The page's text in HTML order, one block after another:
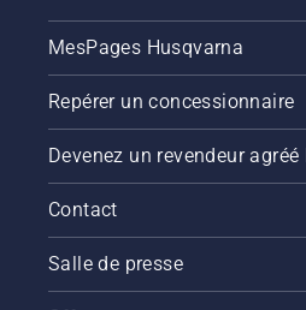
votre
reste
saine et
luxuriante.
MesPages Husqvarna
Repérer un concessionnaire
Devenez un revendeur
Contact
Salle de presse